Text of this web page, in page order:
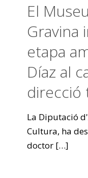
El
Gravina
etapa
Díaz al
direcció
La Diputació
Cultura, ha
doctor […]